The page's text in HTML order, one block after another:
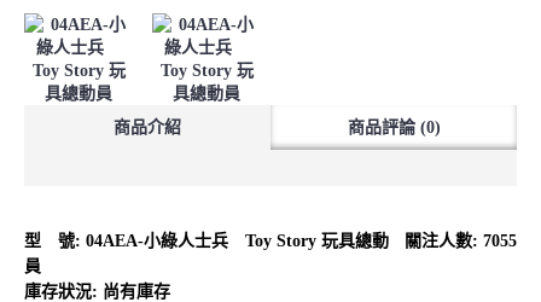
商品介紹 商品評論 (0)
關注人數: 7055
型 號: 04AEA-小綠人士兵 Toy Story 玩具總動
員
庫存狀況: 尚有庫存